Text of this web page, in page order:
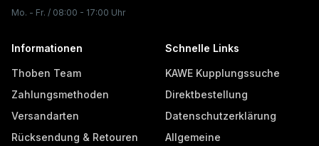
Mo. - Fr. / 08:00 - 17:00 Uhr
Informationen
Thoben Team
Zahlungsmethoden
Versandarten
Rücksendung & Retouren
Schnelle Links
KAWE Kupplungssuche
Direktbestellung
Datenschutzerklärung
Allgemeine